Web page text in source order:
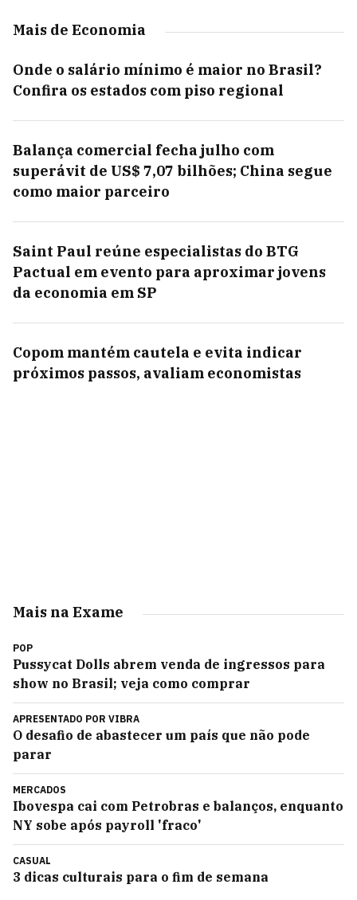
Mais de Economia
Onde o salário mínimo é maior no Brasil?
Confira os estados com piso regional
Balança comercial fecha julho com
superávit de US$ 7,07 bilhões; China segue
como maior parceiro
Saint Paul reúne especialistas do BTG
Pactual em evento para aproximar jovens
da economia em SP
Copom mantém cautela e evita indicar
próximos passos, avaliam economistas
Mais na Exame
POP
Pussycat Dolls abrem venda de ingressos para
show no Brasil; veja como comprar
APRESENTADO POR VIBRA
O desafio de abastecer um país que não pode
parar
MERCADOS
Ibovespa cai com Petrobras e balanços, enquanto
NY sobe após payroll 'fraco'
CASUAL
3 dicas culturais para o fim de semana